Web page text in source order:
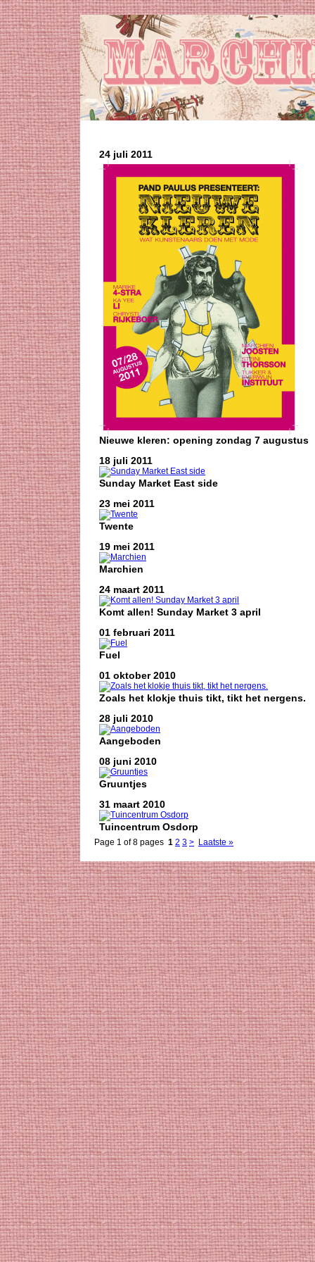
24 juli 2011
Nieuwe kleren: opening zondag 7 augustus
18 juli 2011
Sunday Market East side
23 mei 2011
Twente
19 mei 2011
Marchien
24 maart 2011
Komt allen! Sunday Market 3 april
01 februari 2011
Fuel
01 oktober 2010
Zoals het klokje thuis tikt, tikt het nergens.
28 juli 2010
Aangeboden
08 juni 2010
Gruuntjes
31 maart 2010
Tuincentrum Osdorp
Page 1 of 8 pages 1 2 3 > Laatste »